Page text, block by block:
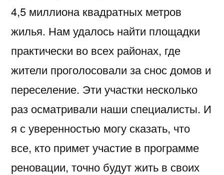
4,5 миллиона квадратных метров
жилья. Нам удалось найти площадки
практически во всех районах, где
жители проголосовали за снос домов и
переселение. Эти участки несколько
раз осматривали наши специалисты. И
я с уверенностью могу сказать, что
все, кто примет участие в программе
реновации, точно будут жить в своих